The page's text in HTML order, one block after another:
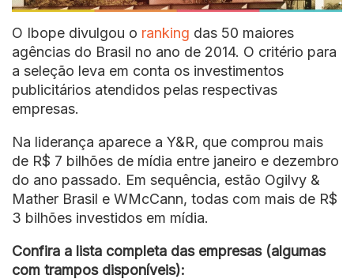
O Ibope divulgou o ranking das 50 maiores
agências do Brasil no ano de 2014. O critério para
a seleção leva em conta os investimentos
publicitários atendidos pelas respectivas
empresas.
Na liderança aparece a Y&R, que comprou mais
de R$ 7 bilhões de mídia entre janeiro e dezembro
do ano passado. Em sequência, estão Ogilvy &
Mather Brasil e WMcCann, todas com mais de R$
3 bilhões investidos em mídia.
Confira a lista completa das empresas (algumas
com trampos disponíveis):